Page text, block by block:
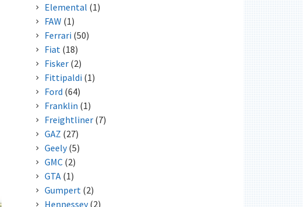
Elemental (1)
FAW (1)
Ferrari (50)
Fiat (18)
Fisker(2)
Fittipaldi (1)
Ford (64)
Franklin (1)
Freightliner(7)
GAZ (27)
Geely(5)
GMC(2)
GTA(1)
Gumpert (2)
Hennessey(2)